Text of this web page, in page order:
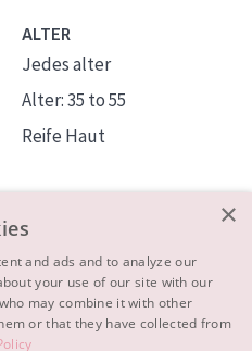
ALTER
Jedes alter
Alter: 35 to 55
Reife Haut
×
and ads and to analyze our
your use of our site with our
may combine it with other
or that they have collected from